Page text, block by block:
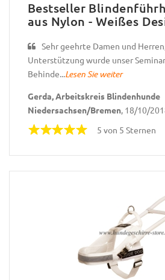
Bestseller
aus Nylon - Weißes
Sehr geehrte Damen und
Unterstützung wurde unser
Behinde...Lesen Sie weiter
Gerda, Arbeitskreis Blindenhunde
Niedersachsen/Bremen, 18/10/
5 von 5 Sternen